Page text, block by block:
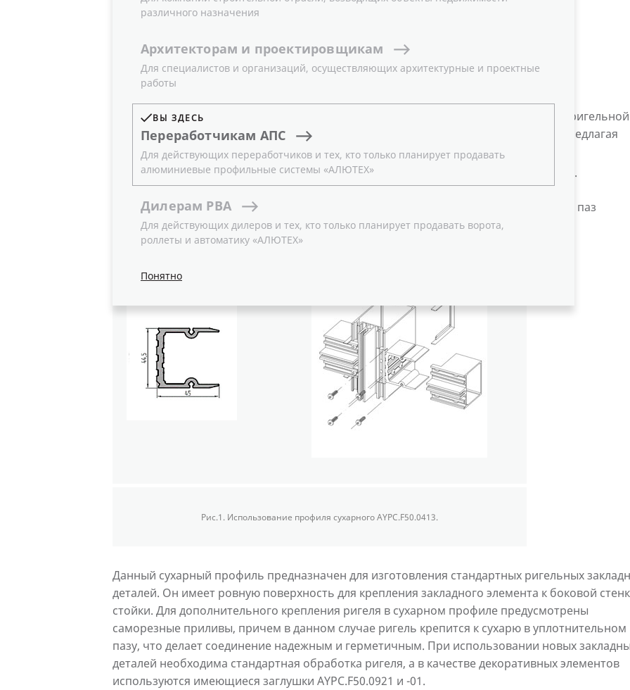
различного назначения
Архитекторам и проектировщикам
Для специалистов и организаций, осуществляющих архитектурные и проектные
работы
ВЫ ЗДЕСЬ
Переработчикам АПС
Для действующих переработчиков и тех, кто только планирует продавать
алюминиевые профильные системы «АЛЮТЕХ»
Дилерам РВА
Для действующих дилеров и тех, кто только планирует продавать ворота,
роллеты и автоматику «АЛЮТЕХ»
Понятно
05.05.2014
ГК «АЛЮТЕХ» сообщает о начале продаж новых алюминиевых профилей стоечно-ригельной
системы ALT F50. Новые изделия существенно расширяют функционал системы, предлагая
клиентам более технологичные решения для фасадных конструкций.
Подробное описание и возможности применения новых изделий приведены ниже.
Профиль сухарный AYPC.F50.0413 для крепления ригеля через уплотнительный паз
Рис.1. Использование профиля сухарного AYPC.F50.0413.
Данный сухарный профиль предназначен для изготовления стандартных ригельных
деталей. Он имеет ровную поверхность для крепления закладного элемента к боковой
стойки. Для дополнительного крепления ригеля в сухарном профиле предусмотрены
саморезные приливы, причем в данном случае ригель крепится к сухарю в уплотнительном
пазу, что делает соединение надежным и герметичным. При использовании новых
деталей необходима стандартная обработка ригеля, а в качестве декоративных элементов
используются имеющиеся заглушки AYPC.F50.0921 и -01.